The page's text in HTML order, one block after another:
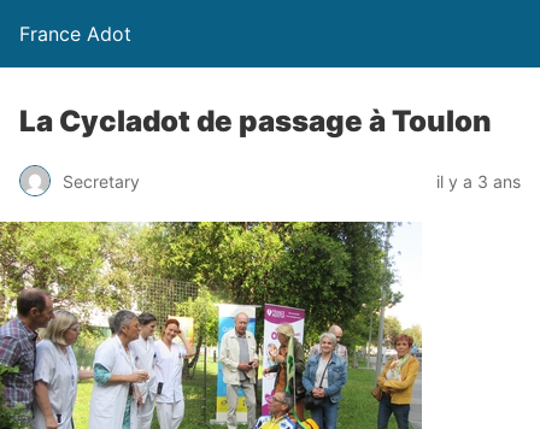
France Adot
La Cycladot de passage à Toulon
Secretary il y a 3 ans